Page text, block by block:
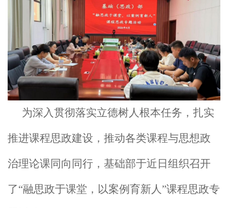
为深入贯彻落实立德树人根本任务，扎实
推进课程思政建设，推动各类课程与思想政
治理论课同向同行，基础部于近日组织召开
了“融思政于课堂，以案例育新人”课程思政专